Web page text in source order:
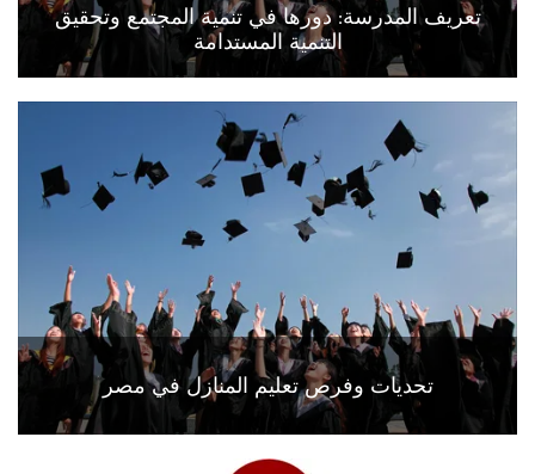
تعريف المدرسة: دورها في تنمية المجتمع وتحقيق
التنمية المستدامة
تحديات وفرص تعليم المنازل في مصر